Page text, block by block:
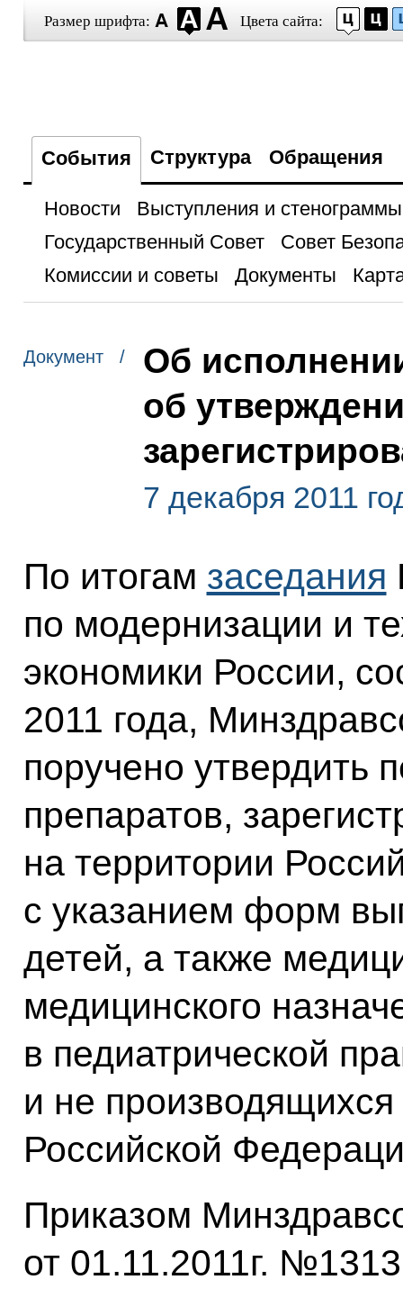
Размер шрифта: Цвета сайта:
События Структура Обращения
Новости
Выступления и стенограммы
Государственный Совет
Совет
Комиссии и советы
Документы
Документ /
Об
об
7 декабря 2011
По итогам заседания
по модернизации и
экономики России,
2011 года,
поручено утвердить
препаратов,
на территории
с указанием форм
детей, а также
медицинского
в педиатрической
и не
Российской
Приказом
от 01.11.2011г.